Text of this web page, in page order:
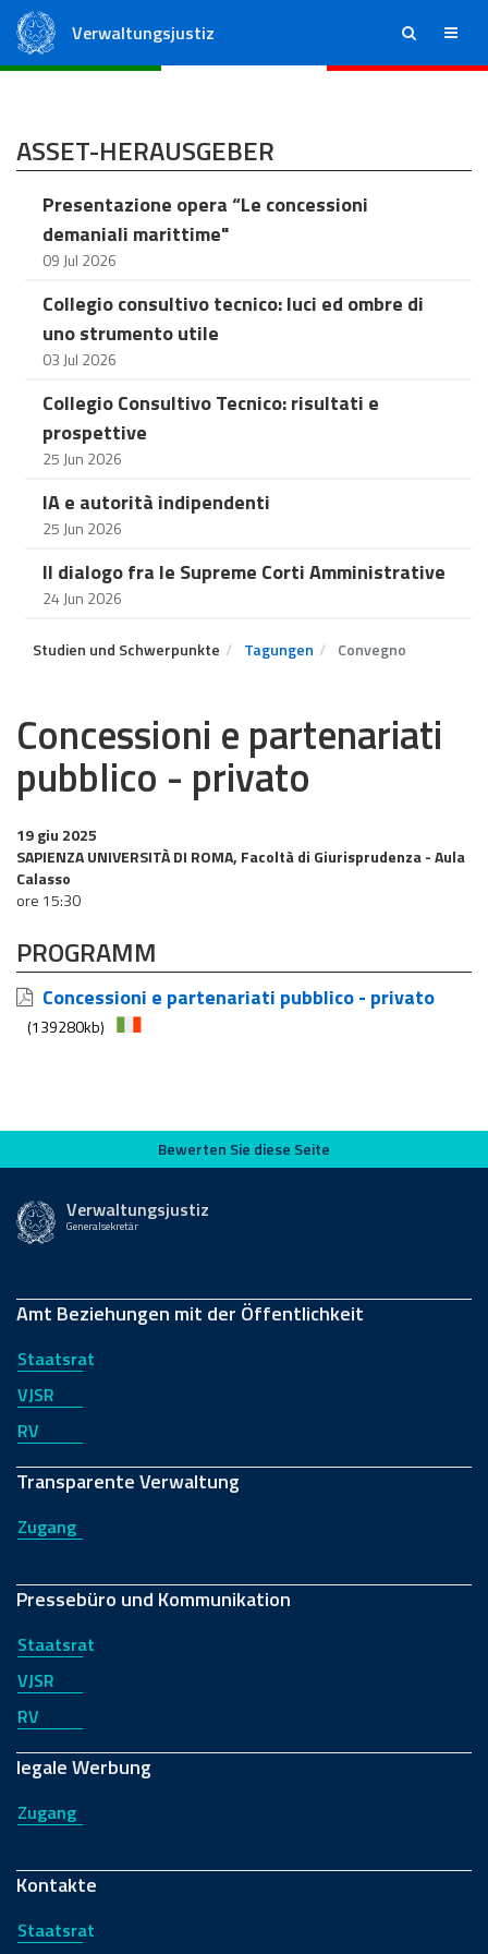
Verwaltungsjustiz ricerca menu
ASSET-HERAUSGEBER
Presentazione opera “Le concessioni
demaniali marittime"
09 Jul 2026
Collegio consultivo tecnico: luci ed ombre di
uno strumento utile
03 Jul 2026
Collegio Consultivo Tecnico: risultati e
prospettive
25 Jun 2026
IA e autorità indipendenti
25 Jun 2026
Il dialogo fra le Supreme Corti Amministrative
24 Jun 2026
Studien und Schwerpunkte Tagungen Convegno
Concessioni e partenariati
pubblico - privato
19 giu 2025
SAPIENZA UNIVERSITÀ DI ROMA, Facoltà di Giurisprudenza - Aula
Calasso
ore 15:30
PROGRAMM
Concessioni e partenariati pubblico - privato
(139280kb)
Bewerten Sie diese Seite
Bewerten Sie diese Seite
Verwaltungsjustiz
Generalsekretär
Amt Beziehungen mit der Öffentlichkeit
Staatsrat
VJSR
RV
Transparente Verwaltung
Zugang
Pressebüro und Kommunikation
Staatsrat
VJSR
RV
legale Werbung
Zugang
Kontakte
Staatsrat